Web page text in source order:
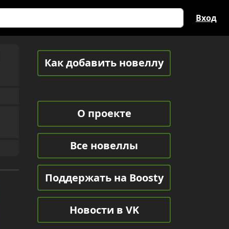
Вход
Как добавить новеллу
О проекте
Все новеллы
Поддержать на Boosty
Новости в VK